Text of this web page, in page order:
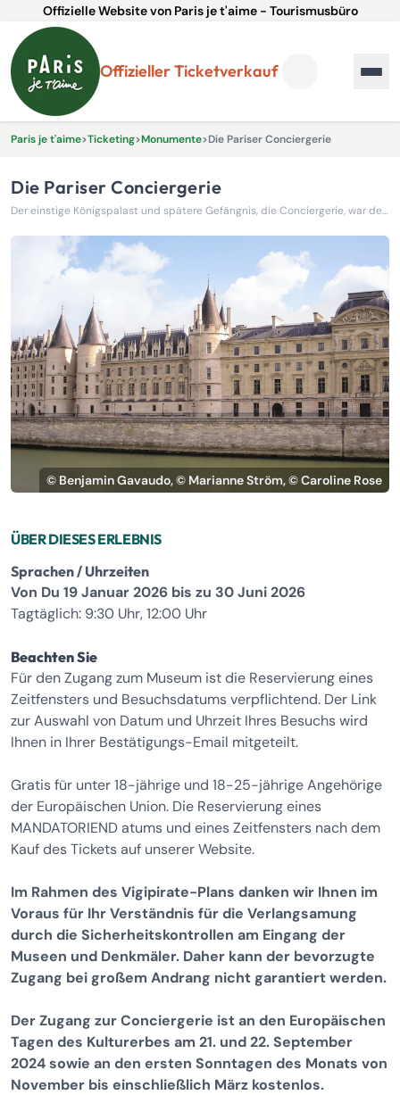
Offizielle Website von Paris je t'aime - Tourismusbüro
Offizieller Ticketverkauf
Paris je t'aime>Ticketing>Monumente>Die Pariser Conciergerie
Die Pariser Conciergerie
Der einstige Königspalast und spätere Gefängnis, die Conciergerie, war der letzte Aufenthaltsort von Marie-Antoinette vor der Revolution.
© Benjamin Gavaudo, © Marianne Ström, © Caroline Rose
ÜBER DIESES ERLEBNIS
Sprachen / Uhrzeiten
Von Du 19 Januar 2026 bis zu 30 Juni 2026
Tagtäglich: 9:30 Uhr, 12:00 Uhr
Beachten Sie
Für den Zugang zum Museum ist die Reservierung eines
Zeitfensters und Besuchsdatums verpflichtend. Der Link
zur Auswahl von Datum und Uhrzeit Ihres Besuchs wird
Ihnen in Ihrer Bestätigungs-Email mitgeteilt.
Gratis für unter 18-jährige und 18-25-jährige Angehörige
der Europäischen Union. Die Reservierung eines
MANDATORIEND atums und eines Zeitfensters nach dem
Kauf des Tickets auf unserer Website.
Im Rahmen des Vigipirate-Plans danken wir Ihnen im
Voraus für Ihr Verständnis für die Verlangsamung
durch die Sicherheitskontrollen am Eingang der
Museen und Denkmäler. Daher kann der bevorzugte
Zugang bei großem Andrang nicht garantiert werden.
Der Zugang zur Conciergerie ist an den Europäischen
Tagen des Kulturerbes am 21. und 22. September
2024 sowie an den ersten Sonntagen des Monats von
November bis einschließlich März kostenlos.